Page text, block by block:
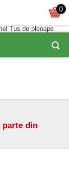
0
Tus de pleoape
parte din